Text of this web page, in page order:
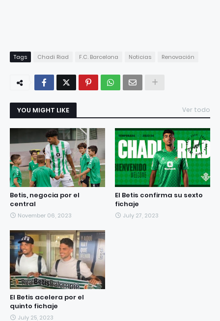
Tags Chadi Riad F.C. Barcelona Noticias Renovación
YOU MIGHT LIKE Ver todo
Betis, negocia por el
central
November 06, 2023
El Betis confirma su sexto
fichaje
July 27, 2023
El Betis acelera por el
quinto fichaje
July 25, 2023